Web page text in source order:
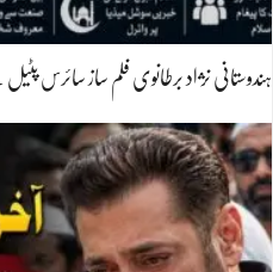
ہندوستانی نژاد برطانوی فلم ساز سائرس